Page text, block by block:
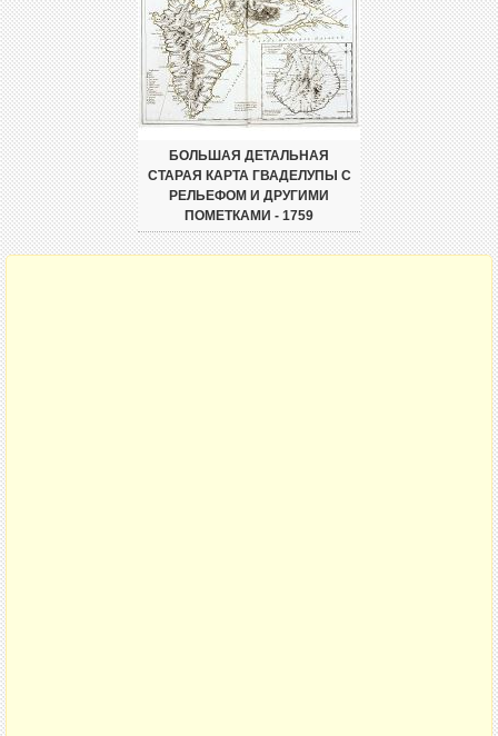
БОЛЬШАЯ ДЕТАЛЬНАЯ
СТАРАЯ КАРТА ГВАДЕЛУПЫ С
РЕЛЬЕФОМ И ДРУГИМИ
ПОМЕТКАМИ - 1759